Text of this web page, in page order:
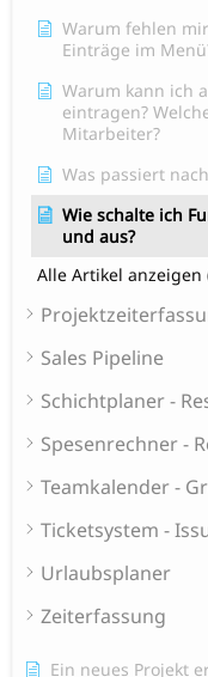
Warum fehlen
Einträge im
Warum kann ich
eintragen?
Mitarbeiter?
Was passiert
Wie schalte ich
und aus?
Alle Artikel anzeigen
Sales Pipeline
Schichtplaner -
Spesenrechner -
Teamkalender -
Ticketsystem -
Urlaubsplaner
Zeiterfassung
Ein neues Projekt